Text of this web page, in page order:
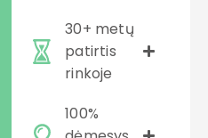
30+ metų
patirtis
rinkoje
100%